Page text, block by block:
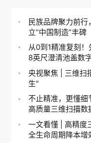
民族品牌聚力前
立“中国制造”丰碑
从0到1精准复刻
8英尺澄清池盖数
央视聚焦 | 三维扫
生"
不止精准，更懂细
高质量三维扫描数
一文看懂 | 高精度
全生命周期降本增